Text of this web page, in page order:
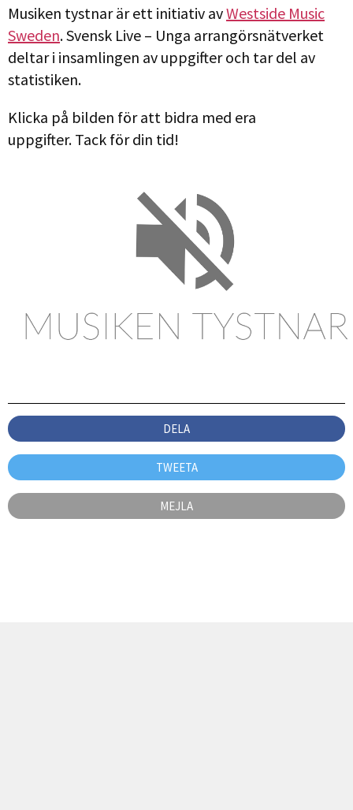
Musiken tystnar är ett initiativ avWestside Music
Sweden. Svensk Live – Unga arrangörsnätverket
deltar i insamlingen av uppgifter och tar del av
statistiken.
Klicka på bilden för att bidra med era
uppgifter. Tack för din tid!
DELA
TWEETA
MEJLA